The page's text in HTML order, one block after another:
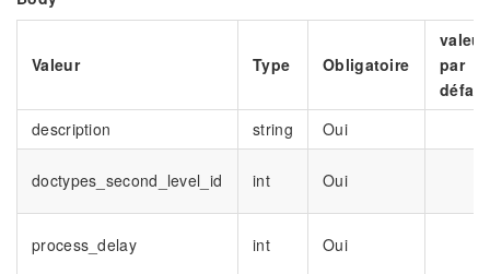
Valeur Type Obligatoire
valeur
par
défaut
description
string Oui
doctypes_second_level_id int Oui
process_delay int Oui